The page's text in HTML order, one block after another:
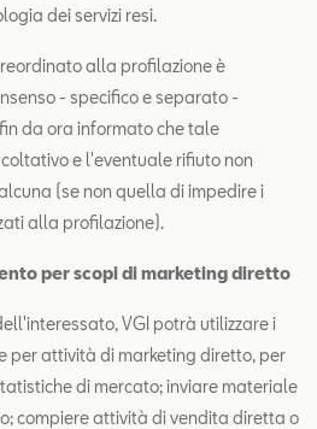
dei servizi resi.
alla profilazione è
- specifico e separato -
da ora informato che tale
e l'eventuale rifiuto non
(se non quella di impedire i
alla profilazione).
per scopi di marketing diretto
VGI potrà utilizzare i
per attività di marketing diretto, per
di mercato; inviare materiale
compiere attività di vendita diretta o